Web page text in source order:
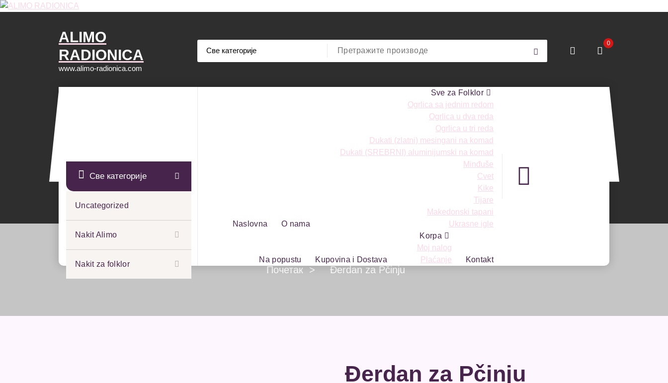
Скочи
ALIMO
RADIONICA
www.alimo-radionica.com
0
Све категорије
Uncategorized
Nakit Alimo
Nakit za folklor
Naslovna O nama
Sve za Folklor
Ogrlica sa jednim redom
Ogrlica u dva reda
Ogrlica u tri reda
Dukati (zlatni) mesingani na komad
Dukati (SREBRNI) aluminijumski na komad
Minđuše
Cvet
Kike
Tijare
Makedonski tapani
Ukrasne igle
Na popustu Kupovina i Dostava
Korpa
Moj nalog
Plaćanje
Kontakt
Почетак> Đerdan za Pčinju
Đerdan za Pčinju